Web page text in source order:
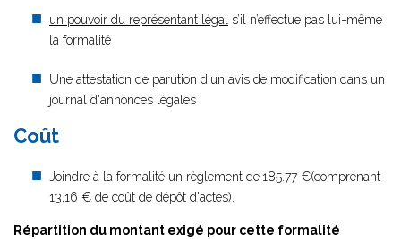
un pouvoir du représentant légal s’il n’effectue pas lui-même
la formalité
Une attestation de parution d'un avis de modification dans un
journal d'annonces légales
Coût
Joindre à la formalité un règlement de185.77 €(comprenant
13,16 € de coût de dépôt d'actes).
Répartition du montant exigé pour cette formalité